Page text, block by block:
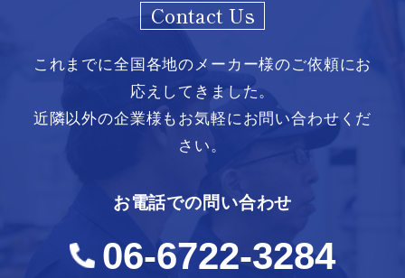
Contact Us
これまでに全国各地のメーカー様のご依頼にお
応えしてきました。
近隣以外の企業様もお気軽にお問い合わせくだ
さい。
お電話での問い合わせ
06-6722-3284